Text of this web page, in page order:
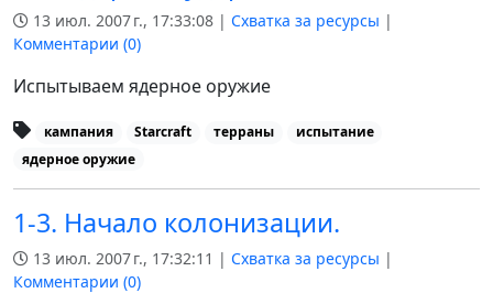
13 июл. 2007 г., 17:33:08 | Схватка за ресурсы |
Комментарии (0)
Испытываем ядерное оружие
кампания Starcraft терраны
испытание
ядерное оружие
1-3. Начало колонизации.
13 июл. 2007 г., 17:32:11 | Схватка за ресурсы |
Комментарии (0)